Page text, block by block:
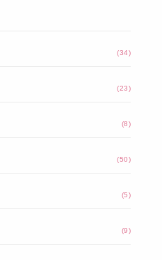
(34)
(23)
(8)
(50)
(5)
(9)